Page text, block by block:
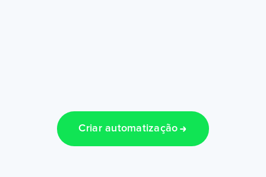
Criar automatização